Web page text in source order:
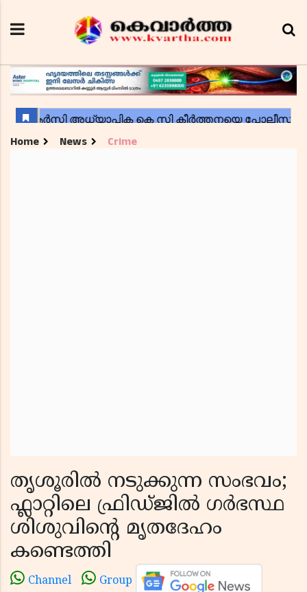
Home News Crime
തൃശൂരിൽ നടുക്കുന്ന സംഭവം;
ഫ്ലാറ്റിലെ ഫ്രിഡ്ജിൽ ഗർഭസ്ഥ
ശിശുവിന്റെ മൃതദേഹം
കണ്ടെത്തി
Channel Group